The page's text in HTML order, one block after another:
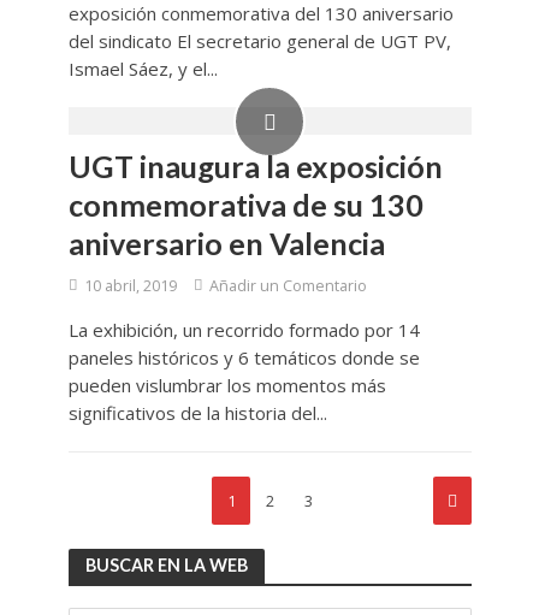
exposición conmemorativa del 130 aniversario
del sindicato El secretario general de UGT PV,
Ismael Sáez, y el...
UGT inaugura la exposición
conmemorativa de su 130
aniversario en Valencia
10 abril, 2019 Añadir un Comentario
La exhibición, un recorrido formado por 14
paneles históricos y 6 temáticos donde se
pueden vislumbrar los momentos más
significativos de la historia del...
1 2 3
BUSCAR EN LA WEB